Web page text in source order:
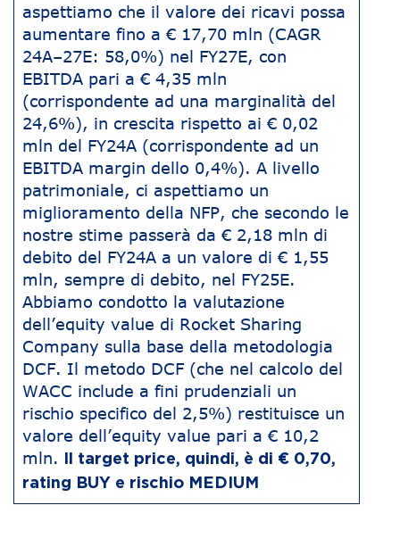
aspettiamo che il valore dei ricavi possa
aumentare fino a € 17,70 mln (CAGR
24A–27E: 58,0%) nel FY27E, con
EBITDA pari a € 4,35 mln
(corrispondente ad una marginalità del
24,6%), in crescita rispetto ai € 0,02
mln del FY24A (corrispondente ad un
EBITDA margin dello 0,4%). A livello
patrimoniale, ci aspettiamo un
miglioramento della NFP, che secondo le
nostre stime passerà da € 2,18 mln di
debito del FY24A a un valore di € 1,55
mln, sempre di debito, nel FY25E.
Abbiamo condotto la valutazione
dell’equity value di Rocket Sharing
Company sulla base della metodologia
DCF. Il metodo DCF (che nel calcolo del
WACC include a fini prudenziali un
rischio specifico del 2,5%) restituisce un
valore dell’equity value pari a € 10,2
mln.
Il target price, quindi, è di € 0,70,
rating BUY e rischio MEDIUM